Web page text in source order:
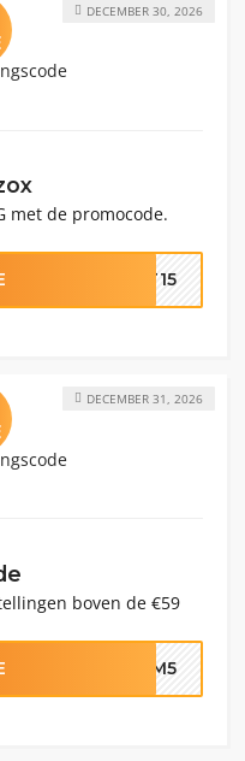
met de promocode.
DECEMBER 30, 2026
NT15
boven de €59
DECEMBER 31, 2026
KOM5